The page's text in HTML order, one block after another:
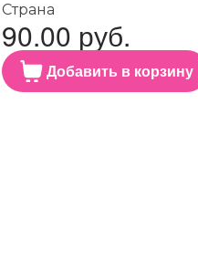
Страна
90.00 руб.
Добавить в корзину